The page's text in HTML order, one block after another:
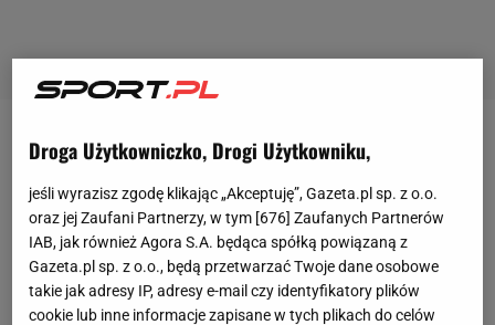
Piotr Wadecki to jedna z najbardziej
znakomity kolarz, dyrektorsportowyekipy CCC oraz
wieloletni selekcjonerreprezentacji Polskiostatnie
1,5 roku spędził jednak poza peletonem,
odpoczywając i ciesząc się życiem. Przerwa od
Droga Użytkowniczko, Drogi Użytkowniku,
jeśli wyrazisz zgodę klikając „Akceptuję”, Gazeta.pl sp. z o.o.
oraz jej Zaufani Partnerzy, w tym [676] Zaufanych Partnerów
IAB, jak również Agora S.A. będąca spółką powiązaną z
Gazeta.pl sp. z o.o., będą przetwarzać Twoje dane osobowe
takie jak adresy IP, adresy e-mail czy identyfikatory plików
cookie lub inne informacje zapisane w tych plikach do celów